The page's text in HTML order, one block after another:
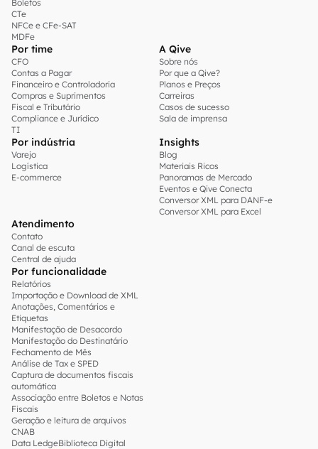
Boletos
CTe
NFCe e CFe-SAT
MDFe
Por time
CFO
Contas a Pagar
Financeiro e Controladoria
Compras e Suprimentos
Fiscal e Tributário
Compliance e Jurídico
TI
A Qive
Sobre nós
Por que a Qive?
Planos e Preços
Carreiras
Casos de sucesso
Sala de imprensa
Por indústria
Varejo
Logística
E-commerce
Insights
Blog
Materiais Ricos
Panoramas de Mercado
Eventos e Qive Conecta
Conversor XML para DANF-e
Conversor XML para Excel
Atendimento
Contato
Canal de escuta
Central de ajuda
Por funcionalidade
Relatórios
Importação e Download de XML
Anotações, Comentários e
Etiquetas
Manifestação de Desacordo
Manifestação do Destinatário
Fechamento de Mês
Análise de Tax e SPED
Captura de documentos fiscais
automática
Associação entre Boletos e Notas
Fiscais
Geração e leitura de arquivos
CNAB
Data LedgeBiblioteca Digital